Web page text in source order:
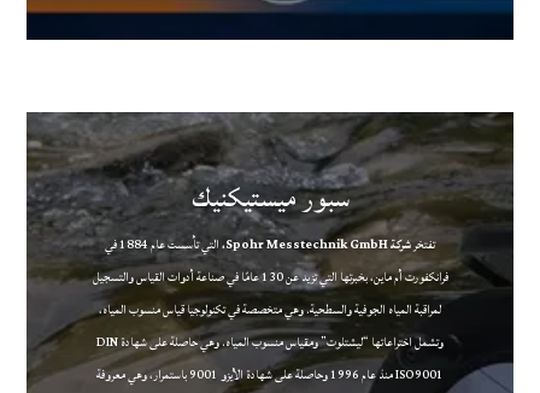
سبور ميستيكنيك
تفتخرشركة Spohr Messtechnik GmbH،
التي تأسست عام 1884 في
فرانكفورت أم ماين، بخبرتها التي تزيد عن 130 عامًا في صناعة أدوات القياس والتسجيل
لمراقبة المياه الجوفية والسطحية. وهي متخصصة في تكنولوجيا قياس منسوب المياه،
وتشمل اختراعاتها “ليشتلوت” ومقياس منسوب المياه. وهي حاصلة على شهادة DIN
ISO9001 منذ عام 1996 وحاصلة على شهادة الأيزو 9001 باستمرار، وهي معروفة